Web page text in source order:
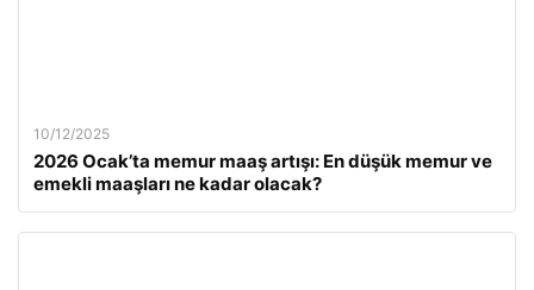
10/12/2025
2026 Ocak’ta memur maaş artışı: En düşük memur ve
emekli maaşları ne kadar olacak?